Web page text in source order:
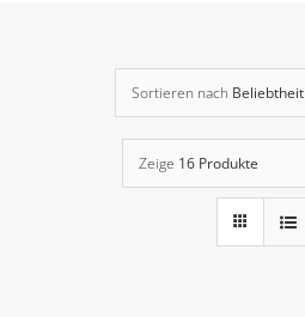
Sortieren nach Beliebtheit
Zeige 16 Produkte